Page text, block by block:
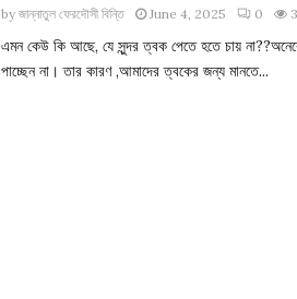
byজান্নাতুল ফেরদৌসী বিন্তি June 4, 2025 0
এমন কেউ কি আছে, যে সুন্দর ত্বক পেতে হতে চায়
পাচ্ছেন না। তার কারণ ,আমাদের ত্বকের জন্য মানতে...